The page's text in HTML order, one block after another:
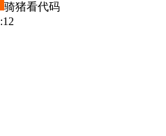
骑猪看代码